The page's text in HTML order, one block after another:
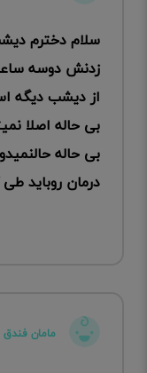
سلام دخترم
زدنش دوسه
از دیشب دیگه
بی حاله اصلا
بی حاله
درمان روباید
مامان فندق